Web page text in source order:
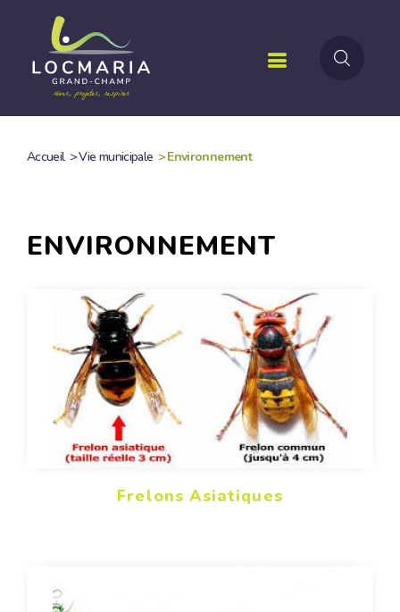
contenu
principal
Accueil >Vie municipale >Environnement
ENVIRONNEMENT
Frelons Asiatiques